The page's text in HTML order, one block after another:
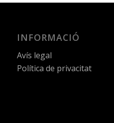
INFORMACIÓ
Avís legal
Política de privacitat